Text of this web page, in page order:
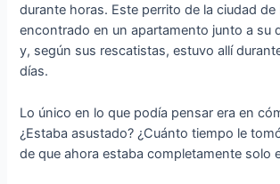
durante horas. Este perrito de la ciudad de
encontrado en un apartamento junto a su
y, según sus rescatistas, estuvo allí
días.
Lo único en lo que podía pensar era en
¿Estaba asustado? ¿Cuánto tiempo le
de que ahora estaba completamente solo